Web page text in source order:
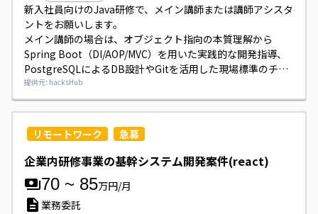
新入社員向けのJava研修で、メイン講師または講師アシスタ
ントをお願いします。
メイン講師の場合は、オブジェクト指向の本質理解から
Spring Boot（DI/AOP/MVC）を用いた実践的な開発指導、
PostgreSQLによるDB設計やGitを活用した現場標準のチー
ム開発指導、研修進捗管理や受講生のスキル評価、研修終了
報告書の作成を行っていただきます。
アシスタントの場合は、実行時例外や環境構築エラーに対す
る個別トラブルシューティング、課題へのフィードバックや
受講生のメンタルケア、メイン講師との情報共有による伴走
支援をお願いします。
提供元: hacksHub
リモートワーク 急募
企業内研修事業の基幹システム開発案件(react)
70 ~ 85万円/月
業務委託